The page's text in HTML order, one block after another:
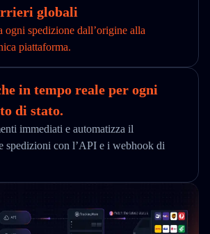
globali
ogni spedizione dall’origine alla
piattaforma.
in tempo reale per ogni
di stato.
immediati e automatizza il
spedizioni con l’API e i webhook di